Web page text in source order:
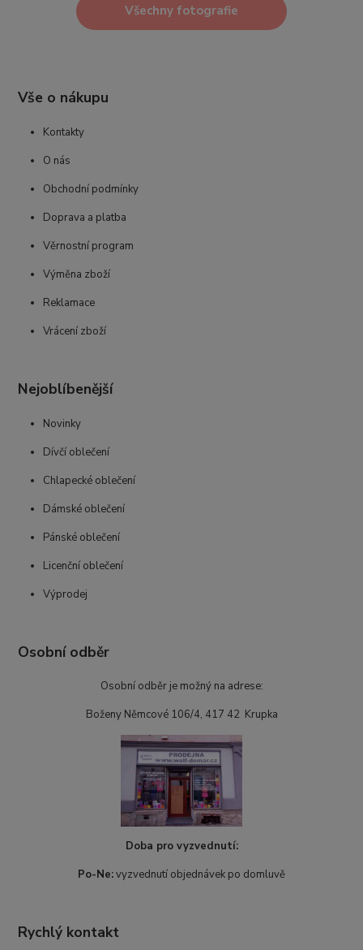
Všechny fotografie
Vše o nákupu
Kontakty
O nás
Obchodní podmínky
Doprava a platba
Věrnostní program
Výměna zboží
Reklamace
Vrácení zboží
Nejoblíbenější
Novinky
Dívčí oblečení
Chlapecké oblečení
Dámské oblečení
Pánské oblečení
Licenční oblečení
Výprodej
Osobní odběr
Osobní odběr je možný na adrese:
Boženy Němcové 106/4, 417 42 Krupka
Doba pro vyzvednutí:
Po-Ne:vyzvednutí objednávek po domluvě
Rychlý kontakt